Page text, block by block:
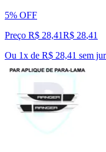
5% OFF
Preço R$ 28,41R$ 28,41
Ou 1x de R$ 28,41 sem